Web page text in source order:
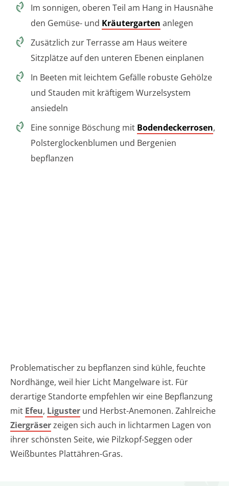
Im sonnigen, oberen Teil am Hang in Hausnähe
den Gemüse- und Kräutergarten anlegen
Zusätzlich zur Terrasse am Haus weitere
Sitzplätze auf den unteren Ebenen einplanen
In Beeten mit leichtem Gefälle robuste Gehölze
und Stauden mit kräftigem Wurzelsystem
ansiedeln
Eine sonnige Böschung mit Bodendeckerrosen,
Polsterglockenblumen und Bergenien
bepflanzen
Problematischer zu bepflanzen sind kühle, feuchte
Nordhänge, weil hier Licht Mangelware ist. Für
derartige Standorte empfehlen wir eine Bepflanzung
mit Efeu, Liguster und Herbst-Anemonen. Zahlreiche
Ziergräserzeigen sich auch in lichtarmen Lagen von
ihrer schönsten Seite, wie Pilzkopf-Seggen oder
Weißbuntes Plattähren-Gras.